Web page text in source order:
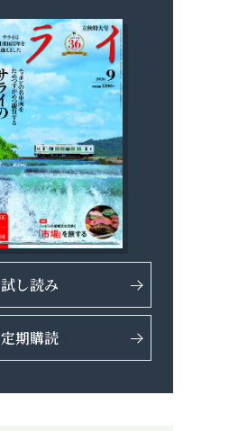
試し読み
定期購読